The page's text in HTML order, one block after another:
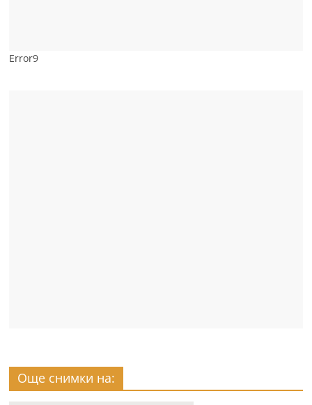
Error9
Още снимки на: